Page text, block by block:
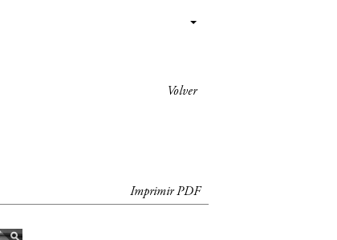
Volver
Imprimir PDF